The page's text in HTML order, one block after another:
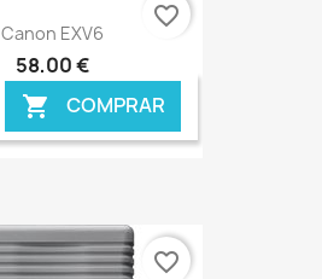
Canon EXV6
58,00 €
 COMPRAR
€ ONLINE
favorite_border
favorite_border